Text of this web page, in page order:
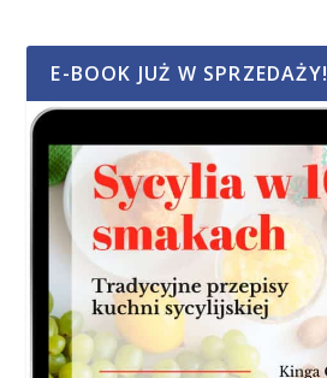
E-BOOK JUŻ W SPRZEDAŻY!